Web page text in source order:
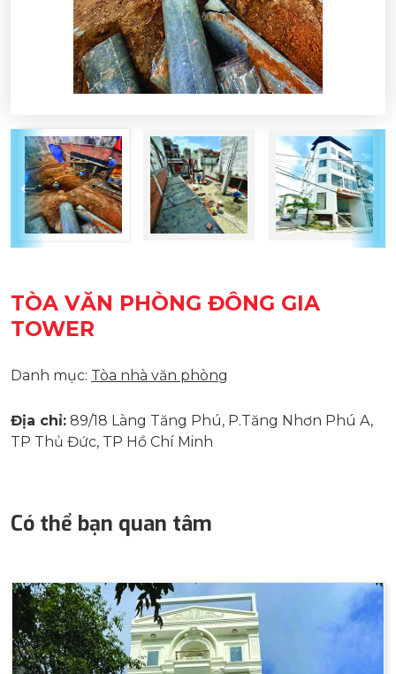
TÒA VĂN PHÒNG ĐÔNG GIA
TOWER
Danh mục: Tòa nhà văn phòng
Địa chỉ: 89/18 Làng Tăng Phú, P.Tăng Nhơn Phú A,
TP Thủ Đức, TP Hồ Chí Minh
Có thể bạn quan tâm